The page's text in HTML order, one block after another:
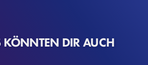
KÖNNTEN DIR AUCH